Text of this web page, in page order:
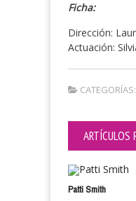
Ficha:
Dirección:
Actuación:
CATEGORÍAS:
ARTÍCULOS
Patti Smith